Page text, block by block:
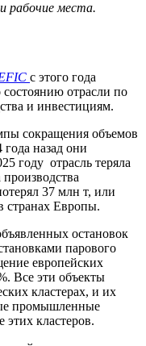
рабочие места.
c этого года
отрасли по
и инвестициям.
сокращения объемов
года назад они
году отрасль теряла
37 млн т, или
странах Европы.
остановок
парового
европейских
Все эти объекты
кластерах, и их
промышленные
этих кластеров.